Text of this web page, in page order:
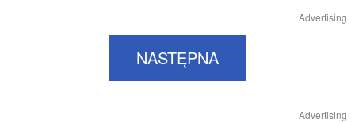
Advertising
NASTĘPNA
Advertising